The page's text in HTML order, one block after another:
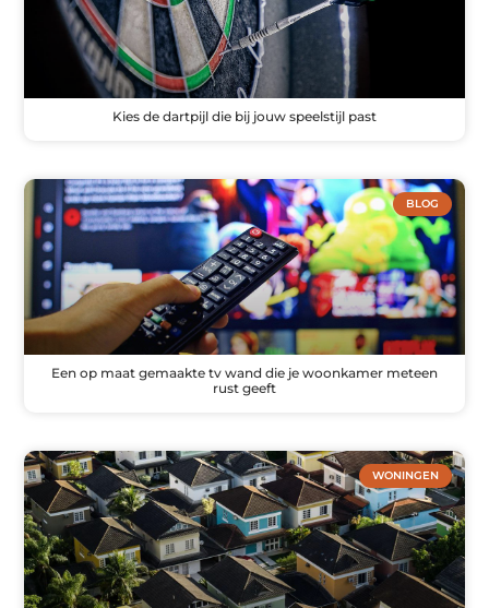
Kies de dartpijl die bij jouw speelstijl past
BLOG
Een op maat gemaakte tv wand die je woonkamer meteen
rust geeft
WONINGEN